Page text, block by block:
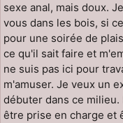
sexe anal, mais doux.
vous dans les bois, si
pour une soirée de
ce qu'il sait faire et
ne suis pas ici pour
m'amuser. Je veux un
débuter dans ce
être prise en charge et